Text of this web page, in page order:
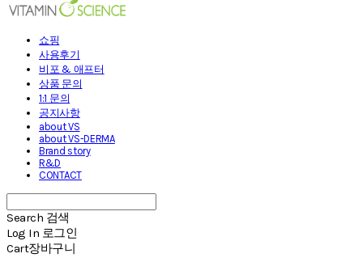
쇼핑
사용후기
비포 & 애프터
상품 문의
1:1 문의
공지사항
about VS
about VS-DERMA
Brand story
R&D
CONTACT
Search 검색
Log In 로그인
Cart장바구니